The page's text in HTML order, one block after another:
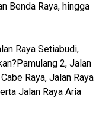
Benda Raya, hingga
Raya Setiabudi,
2, Jalan
Raya, Jalan Raya
Jalan Raya Aria